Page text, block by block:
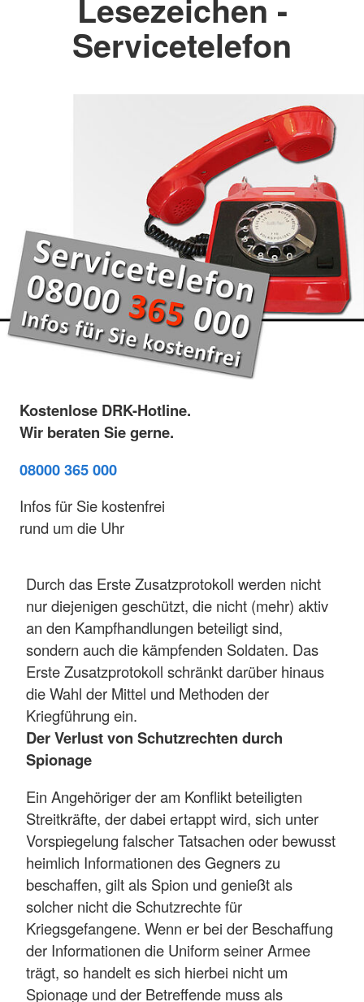
Lesezeichen -
Servicetelefon
Kostenlose DRK-Hotline.
Wir beraten Sie gerne.
08000 365 000
Infos für Sie kostenfrei
rund um die Uhr
Durch das Erste Zusatzprotokoll werden nicht
nur diejenigen geschützt, die nicht (mehr) aktiv
an den Kampfhandlungen beteiligt sind,
sondern auch die kämpfenden Soldaten. Das
Erste Zusatzprotokoll schränkt darüber hinaus
die Wahl der Mittel und Methoden der
Kriegführung ein.
Der Verlust von Schutzrechten durch
Spionage
Ein Angehöriger der am Konflikt beteiligten
Streitkräfte, der dabei ertappt wird, sich unter
Vorspiegelung falscher Tatsachen oder bewusst
heimlich Informationen des Gegners zu
beschaffen, gilt als Spion und genießt als
solcher nicht die Schutzrechte für
Kriegsgefangene. Wenn er bei der Beschaffung
der Informationen die Uniform seiner Armee
trägt, so handelt es sich hierbei nicht um
Spionage und der Betreffende muss als